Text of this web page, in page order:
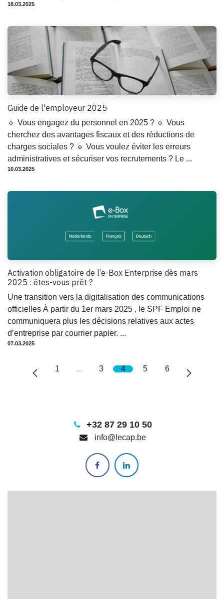
18.03.2025
Guide de l'employeur 2025
🔹 Vous engagez du personnel en 2025 ? 🔹 Vous
cherchez des avantages fiscaux et des réductions de
charges sociales ? 🔹 Vous voulez éviter les erreurs
administratives et sécuriser vos recrutements ? Le ...
10.03.2025
Activation obligatoire de l’e-Box Enterprise dès mars
2025 : êtes-vous prêt ?
Une transition vers la digitalisation des communications
officielles À partir du 1er mars 2025 , le SPF Emploi ne
communiquera plus les décisions relatives aux actes
d’entreprise par courrier papier. ...
07.03.2025
1 … 3 4 5 6
+32 87 29 10 50
info@lecap.be